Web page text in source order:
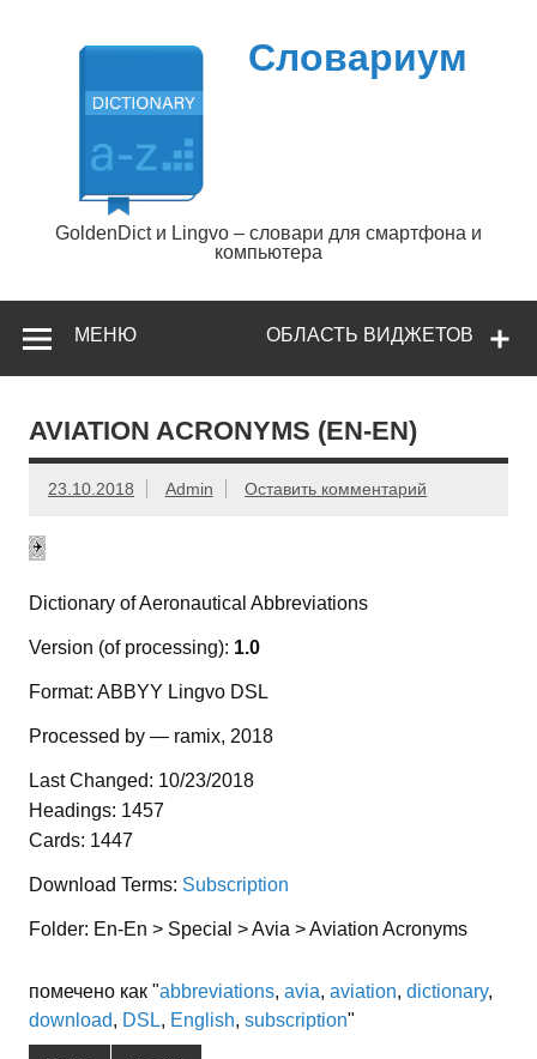
содержимому
Словариум
GoldenDict и Lingvo – словари для смартфона и
компьютера
ОБЛАСТЬ ВИДЖЕТОВ
МЕНЮ
AVIATION ACRONYMS (EN-EN)
23.10.2018 Admin Оставить комментарий
Dictionary of Aeronautical Abbreviations
Version (of processing): 1.0
Format: ABBYY Lingvo DSL
Processed by — ramix, 2018
Last Changed: 10/23/2018
Headings: 1457
Cards: 1447
Download Terms: Subscription
Folder: En-En > Special > Avia > Aviation Acronyms
помечено как "abbreviations, avia, aviation, dictionary,
download, DSL, English, subscription"